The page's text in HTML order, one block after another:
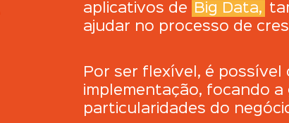
aplicativos de
Big Data,
ajudar no processo de
Por ser flexível, é
implementação, focando
particularidades do